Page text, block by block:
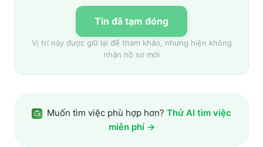
Tin đã tạm đóng
Vị trí này được giữ lại để tham khảo, nhưng hiện không
nhận hồ sơ mới
Muốn tìm việc phù hợp hơn? Thử AI tìm việc
miễn phí →